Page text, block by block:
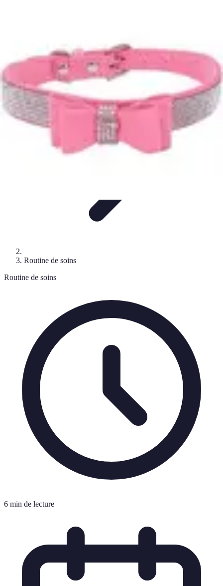
Soins Coréens
Routine de soins
Routine de soins
6 min de lecture